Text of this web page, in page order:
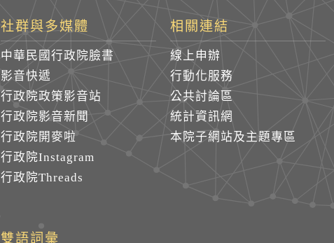
社群與多媒體
中華民國行政院臉書
影音快遞
行政院政策影音站
行政院影音新聞
行政院開麥啦
行政院Instagram
行政院Threads
相關連結
線上申辦
行動化服務
公共討論區
統計資訊網
本院子網站及主題專區
雙語詞彙